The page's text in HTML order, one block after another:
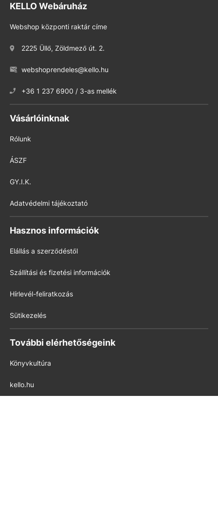
KELLO Webáruház
Webshop központi raktár címe
2225 Üllő, Zöldmező út. 2.
webshoprendeles@kello.hu
+36 1 237 6900 / 3-as mellék
Vásárlóinknak
Rólunk
ÁSZF
GY.I.K.
Adatvédelmi tájékoztató
Hasznos információk
Elállás a szerződéstől
Szállítási és fizetési információk
Hírlevél-feliratkozás
Sütikezelés
További elérhetőségeink
Könyvkultúra
kello.hu